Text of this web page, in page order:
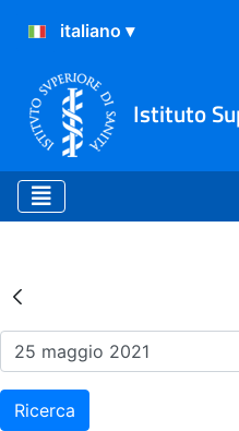
Istituto
Risultati
Ricerca